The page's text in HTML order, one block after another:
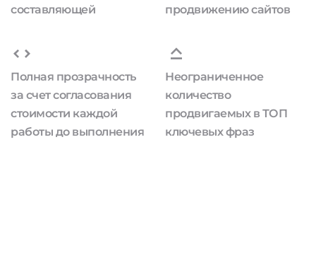
составляющей
продвижению сайтов
Полная прозрачность
за счет согласования
стоимости каждой
работы до выполнения
Неограниченное
количество
продвигаемых в ТОП
ключевых фраз